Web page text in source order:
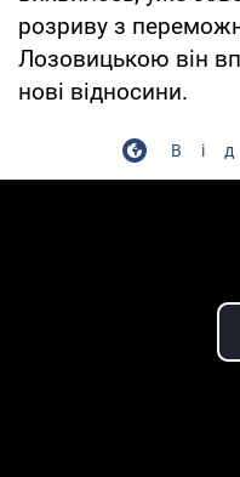
розриву з
Лозовицькою він
нові відносини.